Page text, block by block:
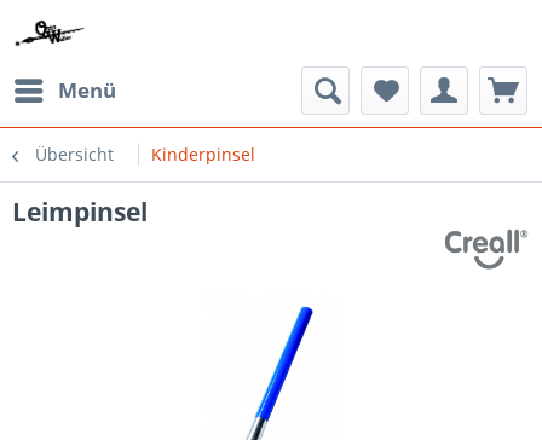
Menü
Übersicht Kinderpinsel
Leimpinsel